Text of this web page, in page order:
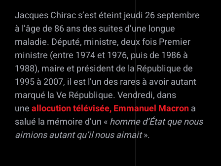
Jacques Chirac s’est éteint jeudi 26 septembre
à l’âge de 86 ans des suites d’une longue
maladie. Député, ministre, deux fois Premier
ministre (entre 1974 et 1976, puis de 1986 à
1988), maire et président de la République de
1995 à 2007, il est l’un des rares à avoir autant
marqué la Ve République. Vendredi, dans
uneallocution télévisée, Emmanuel Macrona
salué la mémoire d’un «homme d’État que nous
aimions autant qu’il nous aimait».